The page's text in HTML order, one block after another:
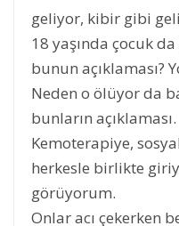
geliyor, kibir gibi
18 yaşında çocuk
bunun açıklaması?
Neden o ölüyor da
bunların açıklaması.
Kemoterapiye,
herkesle birlikte
görüyorum.
Onlar acı çekerken